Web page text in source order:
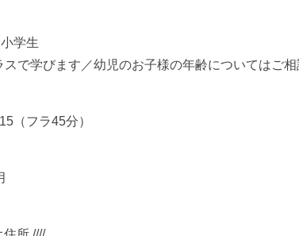
学生
スで学びます／幼児のお子様の年齢についてはご
（フラ45分）